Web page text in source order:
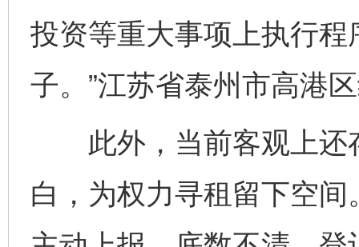
投资等重大事项上执行
子。”江苏省泰州市高港
此外，当前客观上还
白，为权力寻租留下空